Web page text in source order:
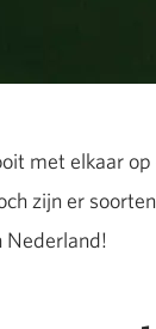
met elkaar
zijn er
Nederland!